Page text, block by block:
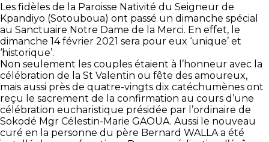
Les fidèles de la Paroisse Nativité du Seigneur de
Kpandiyo (Sotouboua) ont passé un dimanche spécial
au Sanctuaire Notre Dame de la Merci. En effet, le
dimanche 14 février 2021 sera pour eux ‘unique’ et
‘historique’.
Non seulement les couples étaient à l’honneur avec la
célébration de la St Valentin ou fête des amoureux,
mais aussi près de quatre-vingts dix catéchumènes ont
reçu le sacrement de la confirmation au cours d’une
célébration eucharistique présidée par l’ordinaire de
Sokodé Mgr Célestin-Marie GAOUA. Aussi le nouveau
curé en la personne du père Bernard WALLA a été